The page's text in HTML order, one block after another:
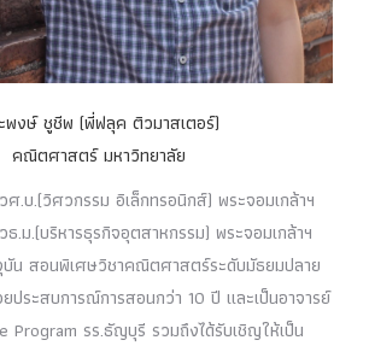
พงษ์ ชูชีพ (พี่ฟลุค ติวมาสเตอร์)
คณิตศาสตร์ มหาวิทยาลัย
ศ.บ.(วิศวกรรม อิเล็กทรอนิกส์) พระจอมเกล้าฯ
.ม.(บริหารธุรกิจอุตสาหกรรม) พระจอมเกล้าฯ
น สอนพิเศษวิชาคณิตศาสตร์ระดับมัธยมปลาย
ประสบการณ์การสอนกว่า 10 ปี และเป็นอาจารย์
Program รร.ธัญบุรี รวมถึงได้รับเชิญให้เป็น